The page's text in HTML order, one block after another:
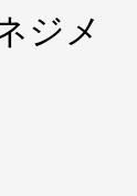
ジメ